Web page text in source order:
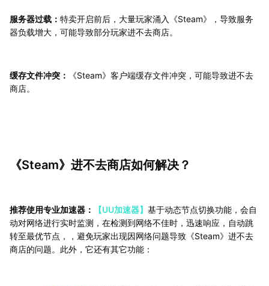
服务器过载： 特卖开启前后，大量玩家涌入《Steam》，导致服务
器负载增大，可能导致部分玩家进不去商店。
缓存文件冲突：
《Steam》客户端缓存文件冲突，可能导致进不去
商店。
《Steam》进不去商店如何解决？
推荐使用专业加速器： 【UU加速器】 基于动态节点切换功能，会自
动对网络进行实时监测，在检测到网络不佳时，迅速响应，自动跳
转至最优节点，，避免玩家出现因网络问题导致《Steam》进不去
商店的问题。此外，它还有其它功能：